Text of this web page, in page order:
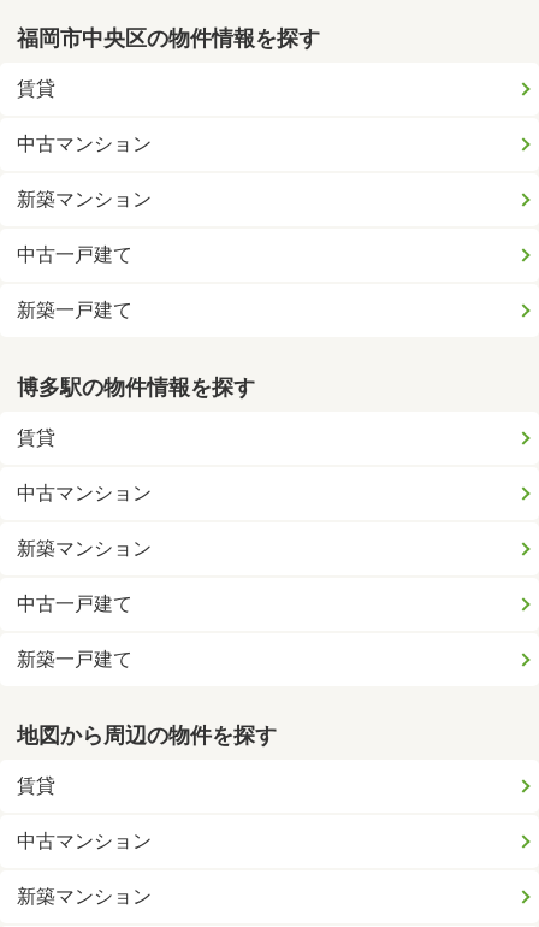
福岡市中央区の物件情報を探す
賃貸
中古マンション
新築マンション
中古一戸建て
新築一戸建て
博多駅の物件情報を探す
賃貸
中古マンション
新築マンション
中古一戸建て
新築一戸建て
地図から周辺の物件を探す
賃貸
中古マンション
新築マンション